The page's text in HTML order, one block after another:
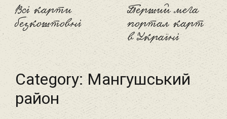
Всі карти
безкоштовні
Перший мега
портал карт
в Україні
Category:Мангушський
район